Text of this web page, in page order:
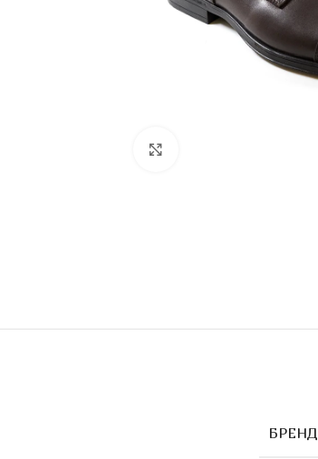
БРЕНД